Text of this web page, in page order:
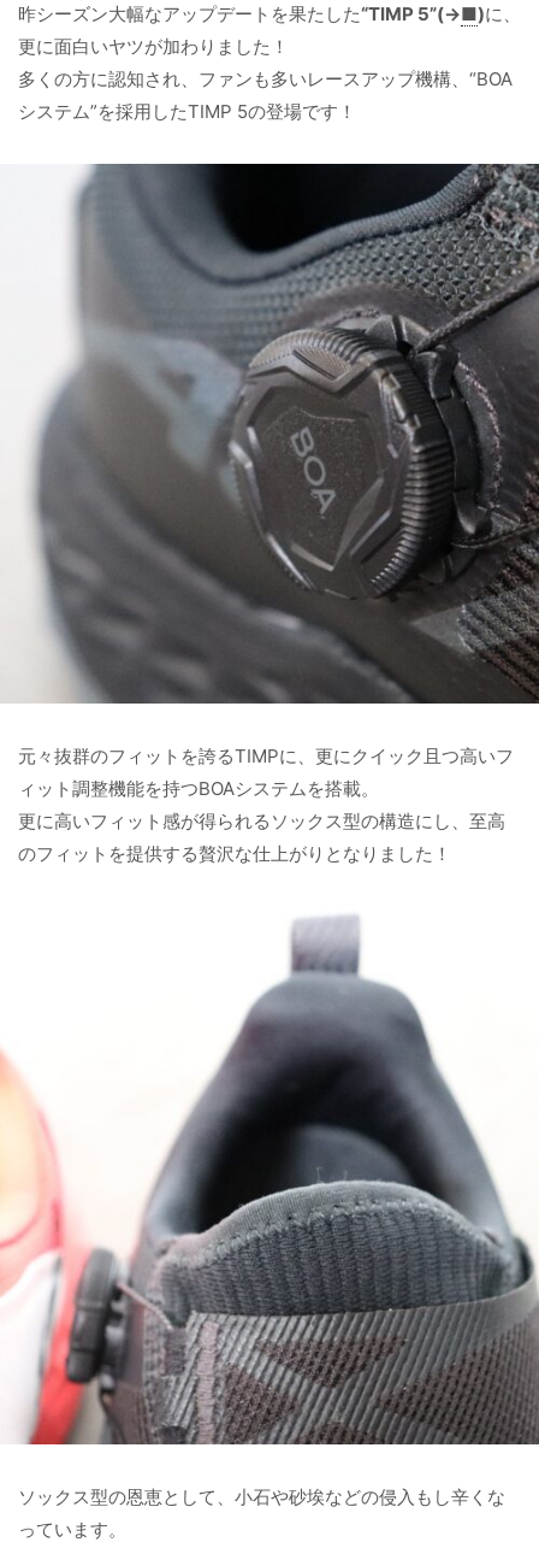
昨シーズン大幅なアップデートを果たした“TIMP 5”(→■)に、
更に面白いヤツが加わりました！
多くの方に認知され、ファンも多いレースアップ機構、“BOA
システム”を採用したTIMP 5の登場です！
元々抜群のフィットを誇るTIMPに、更にクイック且つ高いフ
ィット調整機能を持つBOAシステムを搭載。
更に高いフィット感が得られるソックス型の構造にし、至高
のフィットを提供する贅沢な仕上がりとなりました！
ソックス型の恩恵として、小石や砂埃などの侵入もし辛くな
っています。